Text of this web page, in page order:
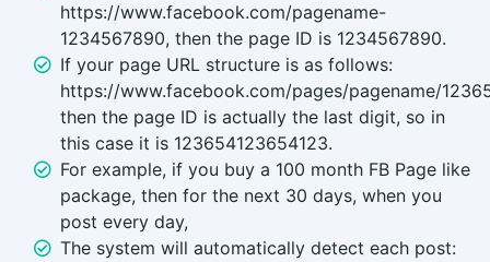
https://www.facebook.com/pagename-
1234567890, then the page ID is 1234567890.
If your page URL structure is as follows:
https://www.facebook.com/pages/pagename/
then the page ID is actually the last digit, so in
this case it is 123654123654123.
For example, if you buy a 100 month FB Page like
package, then for the next 30 days, when you
post every day,
The system will automatically detect each post: